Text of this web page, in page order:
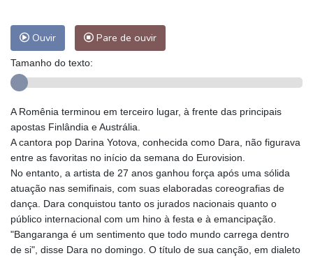
Ouvir Pare de ouvir
Tamanho do texto:
A Romênia terminou em terceiro lugar, à frente das principais
apostas Finlândia e Austrália.
A cantora pop Darina Yotova, conhecida como Dara, não figurava
entre as favoritas no início da semana do Eurovision.
No entanto, a artista de 27 anos ganhou força após uma sólida
atuação nas semifinais, com suas elaboradas coreografias de
dança. Dara conquistou tanto os jurados nacionais quanto o
público internacional com um hino à festa e à emancipação.
"Bangaranga é um sentimento que todo mundo carrega dentro
de si", disse Dara no domingo. O título de sua canção, em dialeto